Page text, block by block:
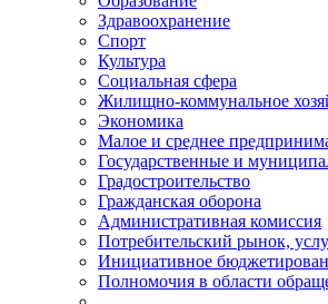
Здравоохранение
Спорт
Культура
Социальная сфера
Жилищно-коммунальное
Экономика
Малое и среднее
Государственные и
Градостроительство
Гражданская оборона
Административная комиссия
Потребительский рынок,
Инициативное
Полномочия в области